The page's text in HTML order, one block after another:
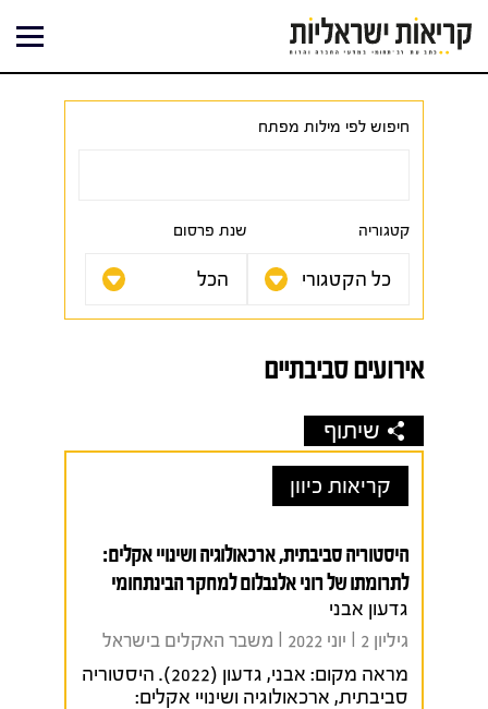
לתוכן
חיפוש לפי מילות מפתח
קטגוריה שנת פרסום
אירועים סביבתיים
שיתוף
קריאות כיוון
היסטוריה סביבתית, ארכאולוגיה ושינויי אקלים:
לתרומתו של רוני אלנבלום למחקר הבינתחומי
גדעון אבני
גיליון 2 I יוני 2022 I משבר האקלים בישראל
מראה מקום:
אבני, גדעון (2022). היסטוריה
סביבתית, ארכאולוגיה ושינויי אקלים: